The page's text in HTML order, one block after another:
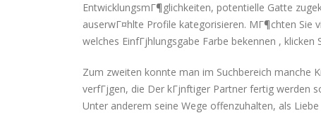
EntwicklungsmГ¶glichkeiten, potentielle Gatte
auserwГ¤hlte Profile kategorisieren. MГ¶chten Sie
welches EinfГјhlungsgabe Farbe bekennen ,
Zum zweiten konnte man im Suchbereich manche
verfГјgen, die Der kГјnftiger Partner fertig werden
Unter anderem seine Wege offenzuhalten, als